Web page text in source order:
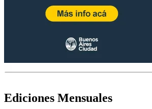
Ediciones Mensuales